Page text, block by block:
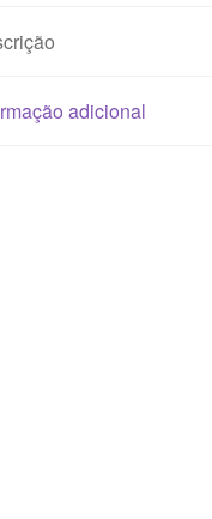
adicional